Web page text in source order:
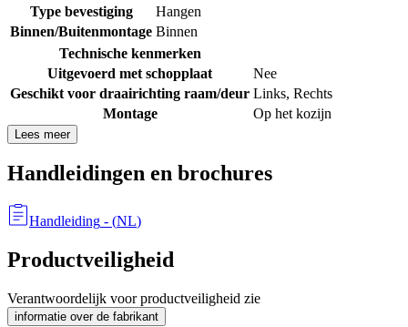
Type bevestiging
Hangen
Binnen/Buitenmontage Binnen
Technische kenmerken
Uitgevoerd met schopplaat
Nee
Geschikt voor draairichting raam/deur Links, Rechts
Montage
Op het kozijn
Lees meer
Handleidingen en brochures
Handleiding - (NL)
Productveiligheid
Verantwoordelijk voor productveiligheid zie
informatie over de fabrikant